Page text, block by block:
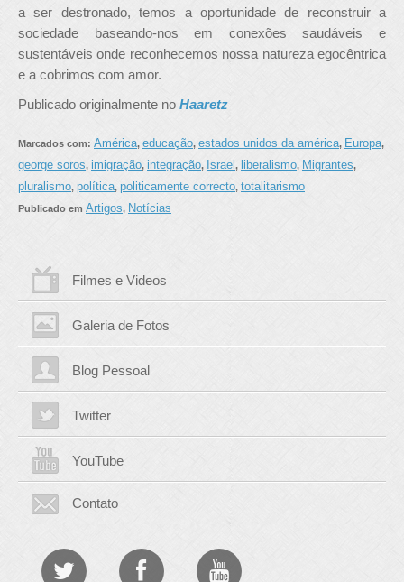
a ser destronado, temos a oportunidade de reconstruir a
sociedade baseando-nos em conexões saudáveis e
sustentáveis onde reconhecemos nossa natureza egocêntrica
e a cobrimos com amor.
Publicado originalmente no Haaretz
Marcados com: América, educação, estados unidos da américa, Europa,
george soros, imigração, integração, Israel , liberalismo, Migrantes,
pluralismo, política, politicamente correcto, totalitarismo
Publicado em Artigos, Notícias
Filmes e Videos
Galeria de Fotos
Blog Pessoal
Twitter
YouTube
Contato